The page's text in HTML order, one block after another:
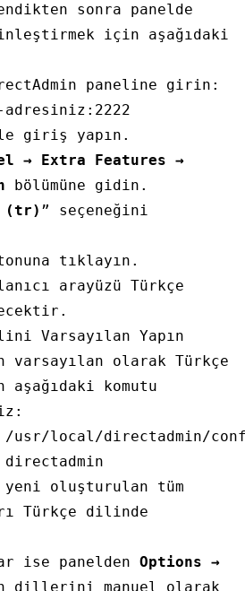
sonra panelde
için aşağıdaki
paneline girin:
giriş yapın.
→ Extra Features →
bölümüne gidin.
(tr) ” seçeneğini
tıklayın.
arayüzü Türkçe
Varsayılan Yapın
varsayılan olarak Türkçe
komutu
/usr/local/directadmin/
yeni oluşturulan tüm
Türkçe dilinde
ise panelden Options →
dillerini manuel olarak